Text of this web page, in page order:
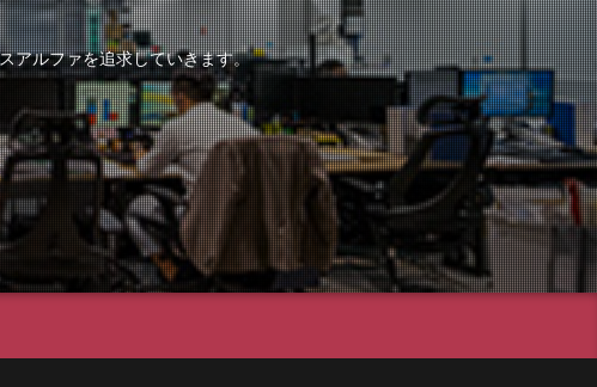
アルファを追求していきます。